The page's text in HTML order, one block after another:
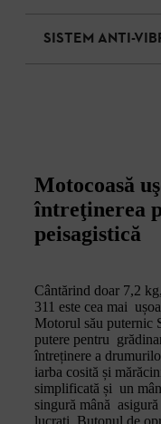
SISTEM ANTI-
Motocoasă
întreţinerea
peisagistică
Cântărind doar 7,2
311 este cea mai
Motorul său
putere pentru
întreținere a
iarba cosită și
simplificată și un
singură mână
lucrați. Butonul de